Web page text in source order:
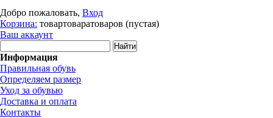
Добро пожаловать, Вход
Корзина: товартоваратоваров (пустая)
Ваш аккаунт
Информация
Правильная обувь
Определяем размер
Уход за обувью
Доставка и оплата
Контакты